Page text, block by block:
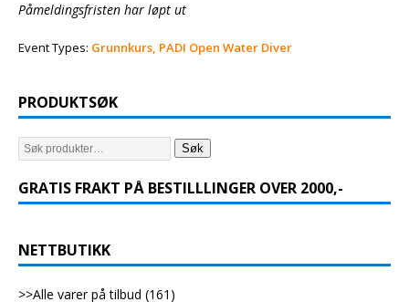
Påmeldingsfristen har løpt ut
Event Types: Grunnkurs, PADI Open Water Diver
PRODUKTSØK
Søk
GRATIS FRAKT PÅ BESTILLLINGER OVER 2000,-
NETTBUTIKK
>>Alle varer på tilbud (161)